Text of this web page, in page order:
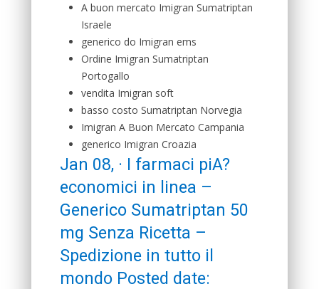
A buon mercato Imigran Sumatriptan
Israele
generico do Imigran ems
Ordine Imigran Sumatriptan
Portogallo
vendita Imigran soft
basso costo Sumatriptan Norvegia
Imigran A Buon Mercato Campania
generico Imigran Croazia
Jan 08, · I farmaci piA?
economici in linea –
Generico Sumatriptan 50
mg Senza Ricetta –
Spedizione in tutto il
mondo Posted date: